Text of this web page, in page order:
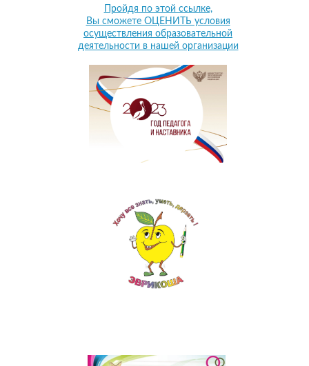
Пройдя по этой ссылке,
Вы сможете ОЦЕНИТЬ условия
осуществления образовательной
деятельности в нашей организации